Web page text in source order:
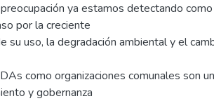
ya estamos detectando
por la creciente
su uso, la degradación ambiental y el
como organizaciones comunales son
y gobernanza